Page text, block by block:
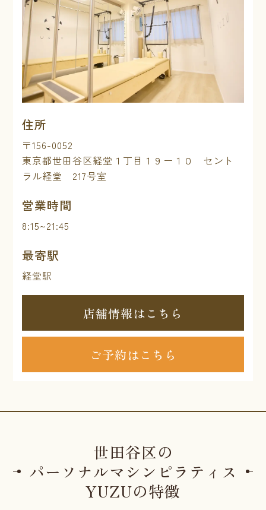
住所
〒156-0052
東京都世田谷区経堂１丁目１９ー１０ セント
ラル経堂 217号室
営業時間
8:15~21:45
最寄駅
経堂駅
店舗情報はこちら
ご予約はこちら
世田谷区の
パーソナルマシンピラティス
YUZUの特徴